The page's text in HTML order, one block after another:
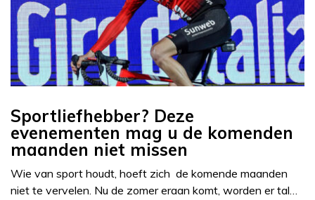
Sportliefhebber? Deze
evenementen mag u de komenden
maanden niet missen
Wie van sport houdt, hoeft zich de komende maanden
niet te vervelen. Nu de zomer eraan komt, worden er tal…